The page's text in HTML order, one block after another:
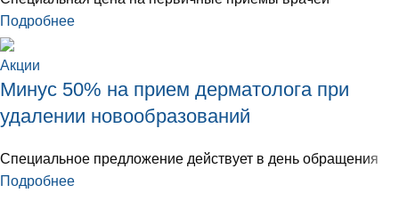
Подробнее
Акции
Минус 50% на прием дерматолога при
удалении новообразований
Специальное предложение действует в день обращения
Подробнее